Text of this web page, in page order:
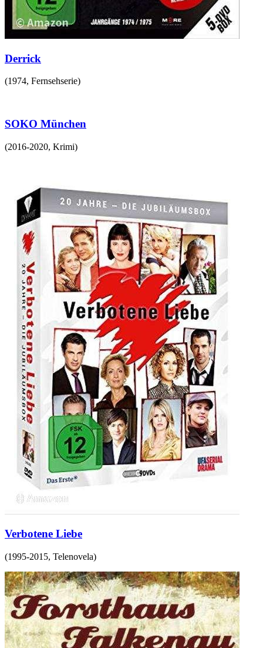
Derrick
(1974, Fernsehserie)
SOKO München
(2016-2020, Krimi)
Verbotene Liebe
(1995-2015, Telenovela)